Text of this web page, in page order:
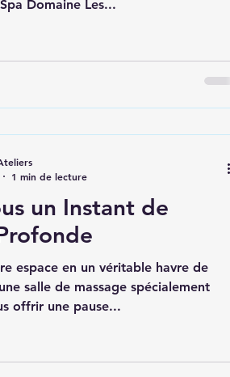
Domaine Les...
un Instant de
espace en un véritable havre de
salle de massage spécialement
offrir une pause...
1 min de lecture